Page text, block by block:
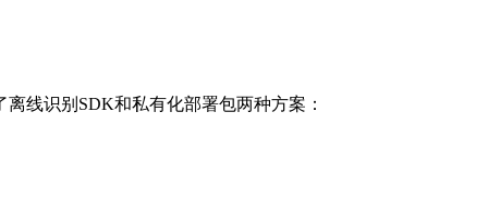
线识别SDK和私有化部署包两种方案：